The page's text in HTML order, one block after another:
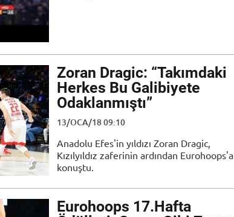
Zoran Dragic: “Takımdaki
Herkes Bu Galibiyete
Odaklanmıştı”
13/OCA/18 09:10
Anadolu Efes'in yıldızı Zoran Dragic,
Kızılyıldız zaferinin ardından Eurohoops'a
konuştu.
Eurohoops 17.Hafta